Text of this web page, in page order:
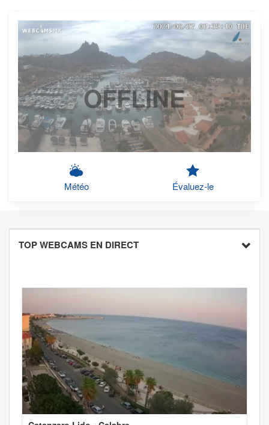
OFFLINE
Météo Évaluez-le
TOP WEBCAMS EN DIRECT